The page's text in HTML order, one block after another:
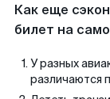
Как еще
билет на
У разных
различаются